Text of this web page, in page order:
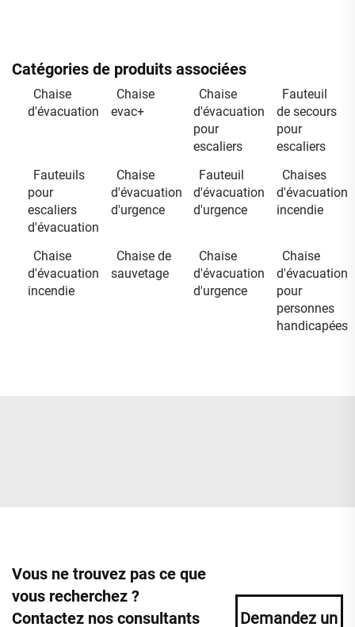
Catégories de produits associées
Chaise
d'évacuation
Chaise
evac+
Chaise
d'évacuation
pour
escaliers
Fauteuil
de secours
pour
escaliers
Fauteuils
pour
escaliers
d'évacuation
Chaise
d'évacuation
d'urgence
Fauteuil
d'évacuation
d'urgence
Chaises
d'évacuation
incendie
Chaise
d'évacuation
incendie
Chaise de
sauvetage
Chaise
d'évacuation
d'urgence
Chaise
d'évacuation
pour
personnes
handicapées
Vous ne trouvez pas ce que
vous recherchez ?
Contactez nos consultants
Demandez un